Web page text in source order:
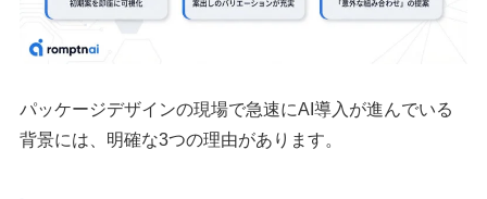
パッケージデザインの現場で急速にAI導入が進んでいる
背景には、明確な3つの理由があります。